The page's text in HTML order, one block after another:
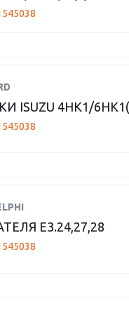
4HK1/
E3.24,27,28